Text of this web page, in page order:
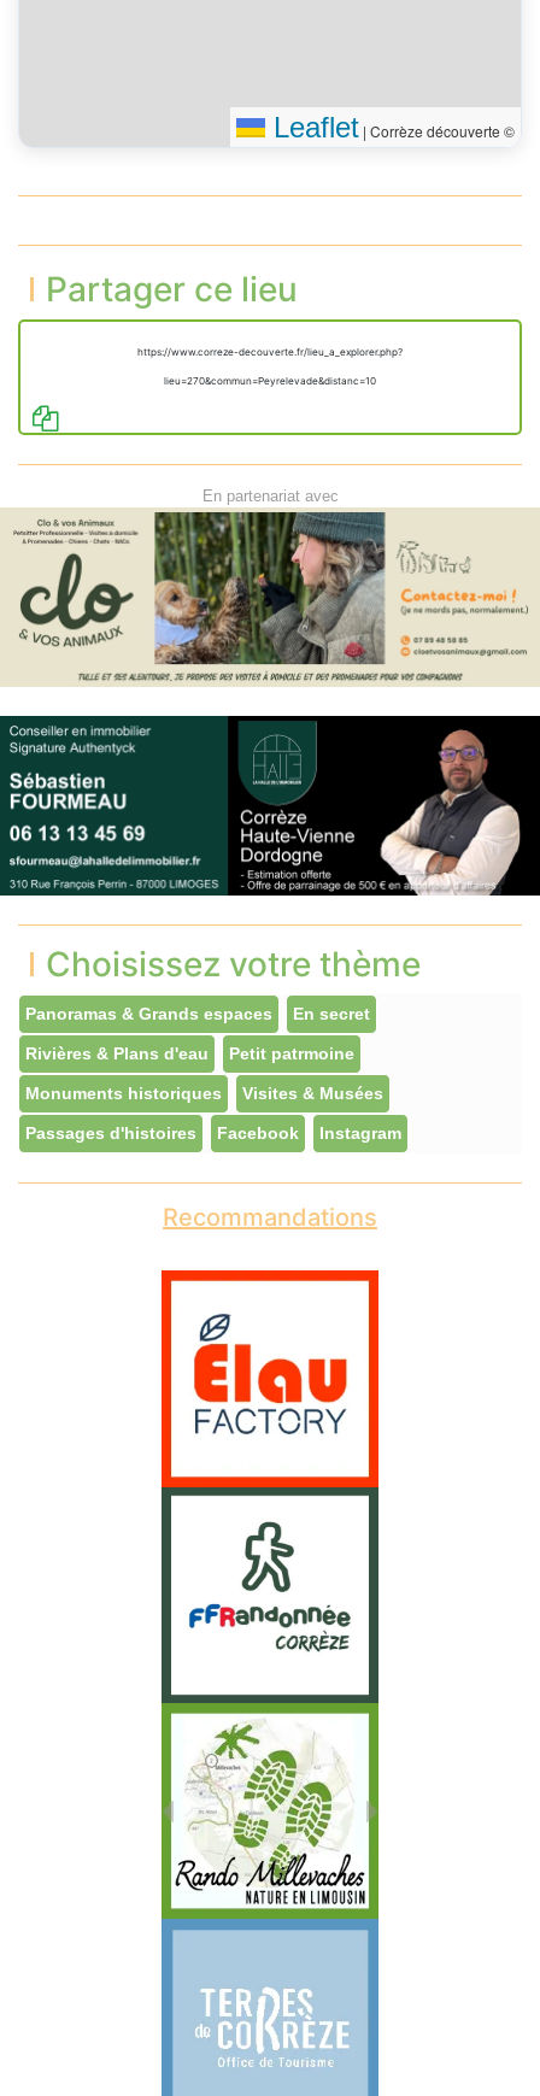
Leaflet | Corrèze découverte ©
Partager ce lieu
https://www.correze-decouverte.fr/lieu_a_explorer.php?
lieu=270&commun=Peyrelevade&distanc=10
En partenariat avec
Choisissez votre thème
Panoramas & Grands espaces En secret
Rivières & Plans d'eau Petit patrmoine
Monuments historiques Visites & Musées
Passages d'histoires Facebook Instagram
Recommandations